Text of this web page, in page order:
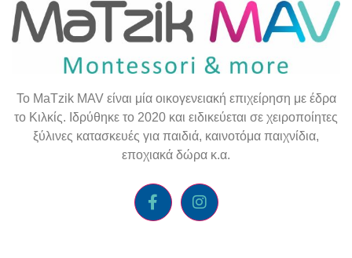
To MaTzik MAVείναι μία οικογενειακή επιχείρηση με έδρα
το Κιλκίς. Ιδρύθηκε το 2020 και ειδικεύεται σε χειροποίητες
ξύλινες κατασκευές για παιδιά, καινοτόμα παιχνίδια,
εποχιακά δώρα κ.α.